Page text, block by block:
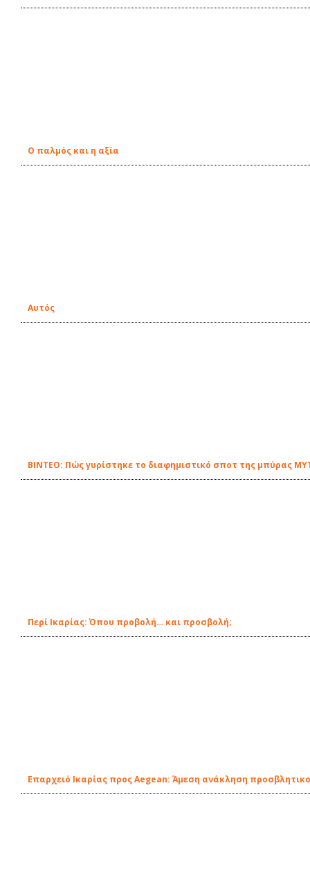
Ο παλμός και η αξία
Αυτός
ΒΙΝΤΕΟ: Πώς γυρίστηκε το διαφημιστικό σποτ της μπύρας
Περί Ικαρίας: Όπου προβολή… και προσβολή;
Επαρχειό Ικαρίας προς Aegean: Άμεση ανάκληση